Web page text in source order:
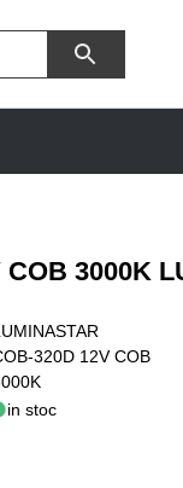
3000K
320D 12V COB
in stoc